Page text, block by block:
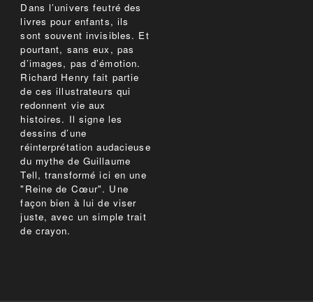
Dans l’univers feutré des
livres pour enfants, ils
sont souvent invisibles. Et
pourtant, sans eux, pas
d’images, pas d’émotion.
Richard Henry fait partie
de ces illustrateurs qui
redonnent vie aux
histoires. Il signe les
dessins d’une
réinterprétation audacieuse
du mythe de Guillaume
Tell, transformé ici en une
"Reine de Cœur". Une
façon bien à lui de viser
juste, avec un simple trait
de crayon.